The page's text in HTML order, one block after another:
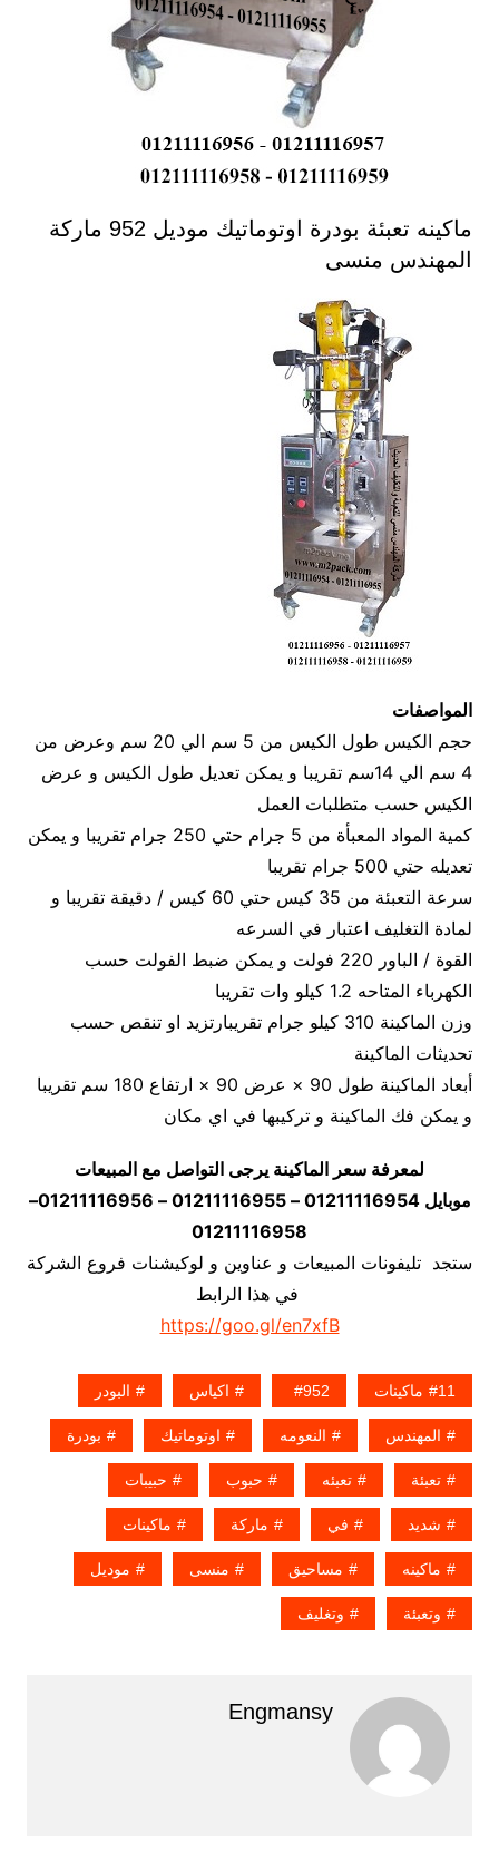
ماكينه تعبئة بودرة اوتوماتيك موديل 952 ماركة
المهندس منسى
المواصفات
حجم الكيس طول الكيس من 5 سم الي 20 سم وعرض من
4 سم الي 14سم تقريبا و يمكن تعديل طول الكيس و عرض
الكيس حسب متطلبات العمل
كمية المواد المعبأة من 5 جرام حتي 250 جرام تقريبا و يمكن
تعديله حتي 500 جرام تقريبا
سرعة التعبئة من 35 كيس حتي 60 كيس / دقيقة تقريبا و
لمادة التغليف اعتبار في السرعه
القوة / الباور 220 فولت و يمكن ضبط الفولت حسب
الكهرباء المتاحه 1.2 كيلو وات تقريبا
وزن الماكينة 310 كيلو جرام تقريبارتزيد او تنقص حسب
تحديثات الماكينة
أبعاد الماكينة طول 90 × عرض 90 × ارتفاع 180 سم تقريبا
و يمكن فك الماكينة و تركيبها في اي مكان
لمعرفة سعر الماكينة يرجى التواصل مع المبيعات
موبايل 01211116954 – 01211116955 – 01211116956–
01211116958
ستجد تليفونات المبيعات و عناوين و لوكيشنات فروع الشركة
في هذا الرابط
https://goo.gl/en7xfB
11ماكينات 952 اكياس البودر
المهندس النعومه اوتوماتيك بودرة
تعبئة تعبئه حبوب حبيبات
شديد في ماركة ماكينات
ماكينه مساحيق منسى موديل
وتعبئة وتغليف
Engmansy